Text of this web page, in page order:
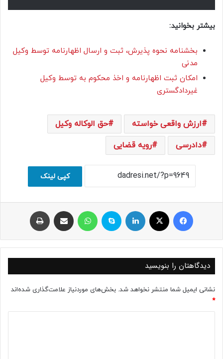
بیشتر بخوانید:
بخشنامه نحوه پذیرش، ثبت و ارسال اظهارنامه توسط وکیل
مدنی
امکان ثبت اظهارنامه و اخذ محکوم به توسط وکیل
غیر‌دادگستری
ارزش واقعی خواسته
حق الوکاله وکیل
دادرسی
رویه قضایی
کپی لینک
فیسبوک ایکس لینکداین اسکایپ واتس آپ اشتراک با ایمیل
دیدگاهتان را بنویسید
نشانی ایمیل شما منتشر نخواهد شد. بخش‌های موردنیاز علامت‌گذاری شده‌اند
*